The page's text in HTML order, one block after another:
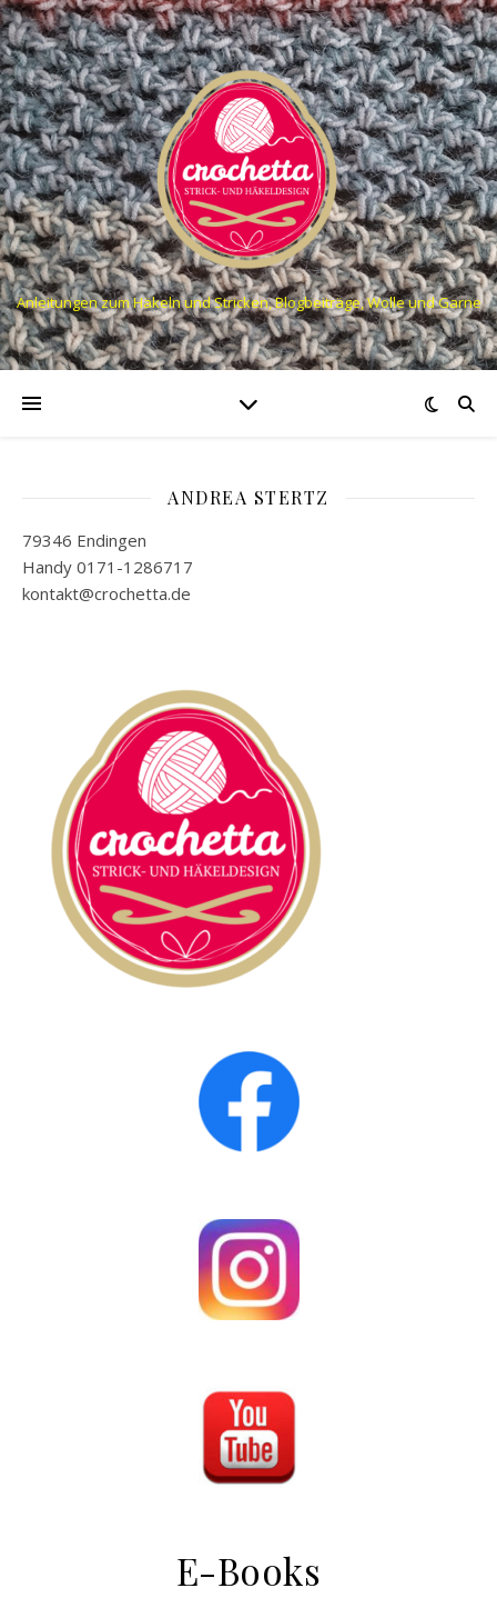
Anleitungen zum Häkeln und Stricken, Blogbeiträge, Wolle und Garne
ANDREA STERTZ
79346 Endingen
Handy 0171-1286717
kontakt@crochetta.de
E-Books